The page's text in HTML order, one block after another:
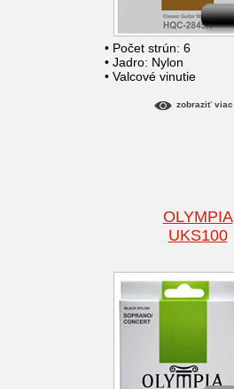
• Počet strún: 6
• Jadro: Nylon
• Valcové vinutie
zobraziť viac
OLYMPIA
UKS100